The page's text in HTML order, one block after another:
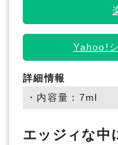
Yahoo!
詳細情報
・内容量：7ml
エッジィな中